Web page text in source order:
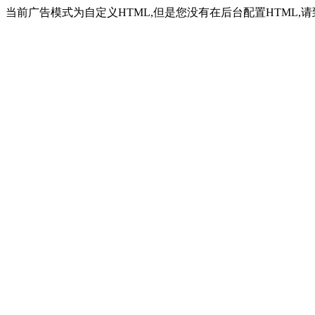
当前广告模式为自定义HTML,但是您没有在后台配置HTML,